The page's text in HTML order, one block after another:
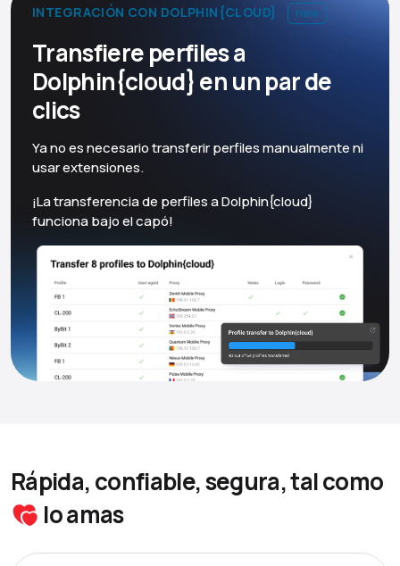
INTEGRACIÓN CON DOLPHIN{CLOUD} new
Transfiere perfiles a
Dolphin{cloud} en un par de
clics
Ya no es necesario transferir perfiles manualmente ni
usar extensiones.
¡La transferencia de perfiles a Dolphin{cloud}
funciona bajo el capó!
Rápida, confiable, segura, tal como
lo amas